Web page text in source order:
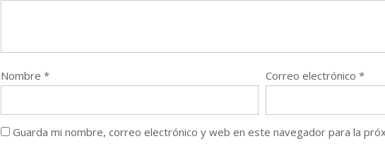
Nombre * Correo electrónico *
Guarda mi nombre, correo electrónico y web en este navegador para la